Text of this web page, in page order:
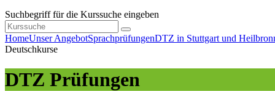
Suchbegriff für die Kurssuche eingeben
HomeUnser AngebotSprachprüfungenDTZ in Stuttgart und
Deutschkurse
DTZ Prüfungen